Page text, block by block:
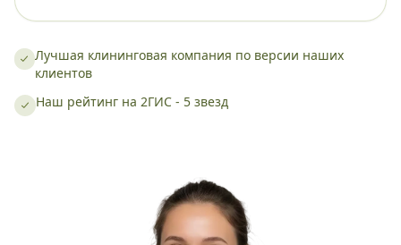
Лучшая клининговая компания по версии наших
клиентов
Наш рейтинг на 2ГИС - 5 звезд